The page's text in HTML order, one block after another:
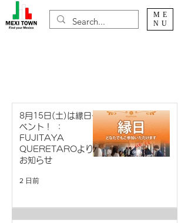
ME
NU
8月15日(土)は縁日イ
ベント！ ：
FUJITAYA
QUERETAROより
お知らせ
2 日前